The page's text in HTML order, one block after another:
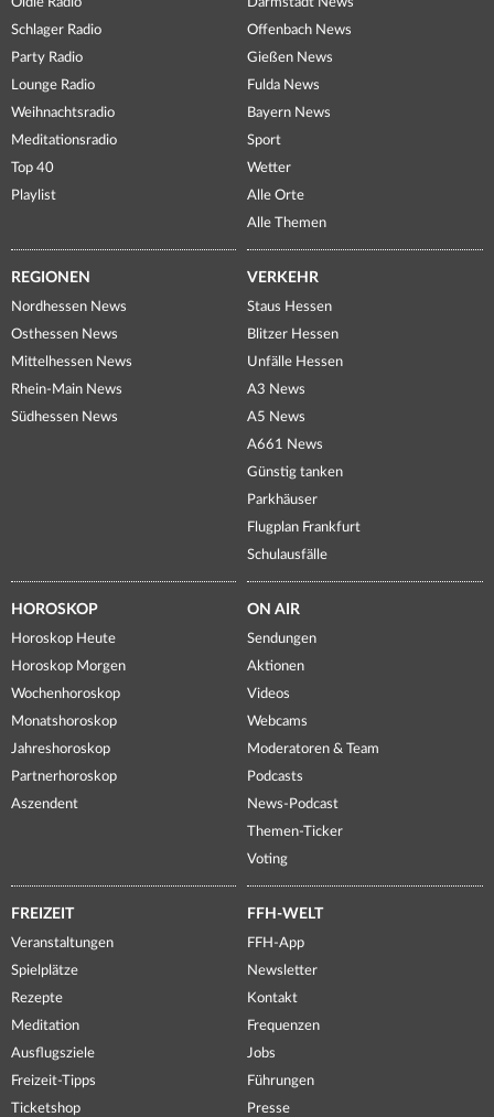
Schlager Radio
Party Radio
Lounge Radio
Weihnachtsradio
Meditationsradio
Top 40
Playlist
Offenbach News
Gießen News
Fulda News
Bayern News
Sport
Wetter
Alle Orte
Alle Themen
REGIONEN
Nordhessen News
Osthessen News
Mittelhessen News
Rhein-Main News
Südhessen News
VERKEHR
Staus Hessen
Blitzer Hessen
Unfälle Hessen
A3 News
A5 News
A661 News
Günstig tanken
Parkhäuser
Flugplan Frankfurt
Schulausfälle
HOROSKOP
Horoskop Heute
Horoskop Morgen
Wochenhoroskop
Monatshoroskop
Jahreshoroskop
Partnerhoroskop
Aszendent
ON AIR
Sendungen
Aktionen
Videos
Webcams
Moderatoren & Team
Podcasts
News-Podcast
Themen-Ticker
Voting
FREIZEIT
Veranstaltungen
Spielplätze
Rezepte
Meditation
Ausflugsziele
Freizeit-Tipps
Ticketshop
FFH-WELT
FFH-App
Newsletter
Kontakt
Frequenzen
Jobs
Führungen
Presse